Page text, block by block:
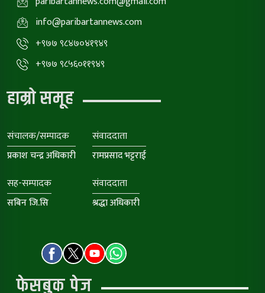
info@paribartannews.com
+९७७ ९८४७०४१९४९
+९७७ ९८५६०११९४९
हाम्रो समूह
संचालक/सम्पादक
प्रकाश चन्द्र अधिकारी
संवाददाता
रामप्रसाद भट्टराई
सह-सम्पादक
सबिन जि.सि
संवाददाता
श्रद्धा अधिकारी
फेसबुक पेज